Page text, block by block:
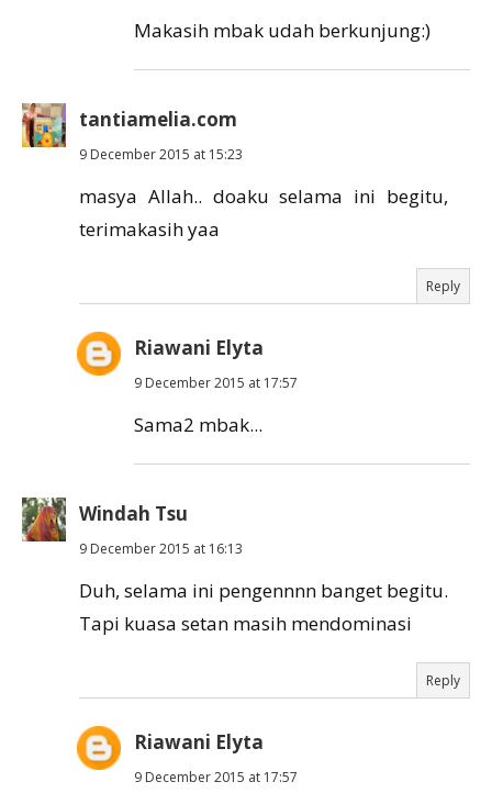
Makasih mbak udah berkunjung:)
tantiamelia.com
9 December 2015 at 15:23
masya Allah.. doaku selama ini begitu,
terimakasih yaa
Reply
Riawani Elyta
9 December 2015 at 17:57
Sama2 mbak...
Windah Tsu
9 December 2015 at 16:13
Duh, selama ini pengennnn banget begitu.
Tapi kuasa setan masih mendominasi
Reply
Riawani Elyta
9 December 2015 at 17:57